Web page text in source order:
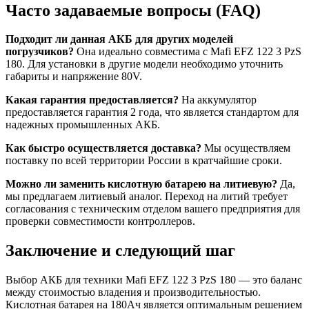
Часто задаваемые вопросы (FAQ)
Подходит ли данная АКБ для других моделей
погрузчиков? Она идеально совместима с Mafi EFZ 122 3 PzS
180. Для установки в другие модели необходимо уточнить
габариты и напряжение 80V.
Какая гарантия предоставляется? На аккумулятор
предоставляется гарантия 2 года, что является стандартом для
надежных промышленных АКБ.
Как быстро осуществляется доставка? Мы осуществляем
поставку по всей территории России в кратчайшие сроки.
Можно ли заменить кислотную батарею на литиевую? Да,
мы предлагаем литиевый аналог. Переход на литий требует
согласования с техническим отделом вашего предприятия для
проверки совместимости контроллеров.
Заключение и следующий шаг
Выбор АКБ для техники Mafi EFZ 122 3 PzS 180 — это баланс
между стоимостью владения и производительностью.
Кислотная батарея на 180Ач является оптимальным решением